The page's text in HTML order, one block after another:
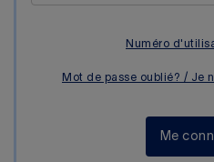
Numéro
Mot de passe oublié? / Je
Me